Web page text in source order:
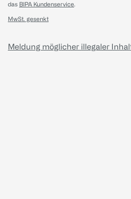
das BIPA Kundenservice.
MwSt. gesenkt
Meldung möglicher illegaler